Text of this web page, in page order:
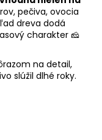
pečiva, ovocia
dreva dodá
charakter 🧀
na detail,
slúžil dlhé roky.